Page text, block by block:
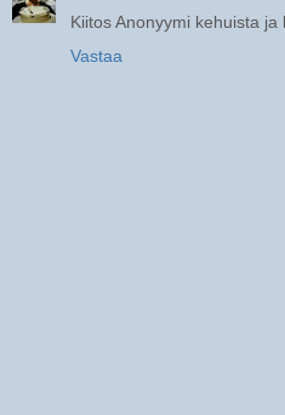
Kiitos Anonyymi kehuista
Vastaa